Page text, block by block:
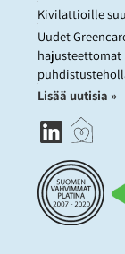
Kivilattioille
Uudet
hajusteettomat
Lisää uutisia »